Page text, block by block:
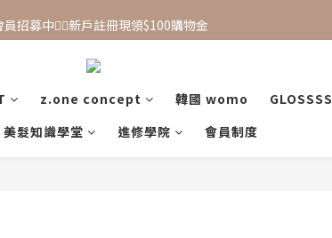
員招募中🙋‍♂️新戶註冊現領$100購物金
員招募中🙋‍♂️新戶註冊現領$100購物金
享免運優惠（宅配、超取皆適用）
員招募中🙋‍♂️新戶註冊現領$100購物金
z.one concept 韓國 womo GLOSSSS
美髮知識學堂 進修學院 會員制度